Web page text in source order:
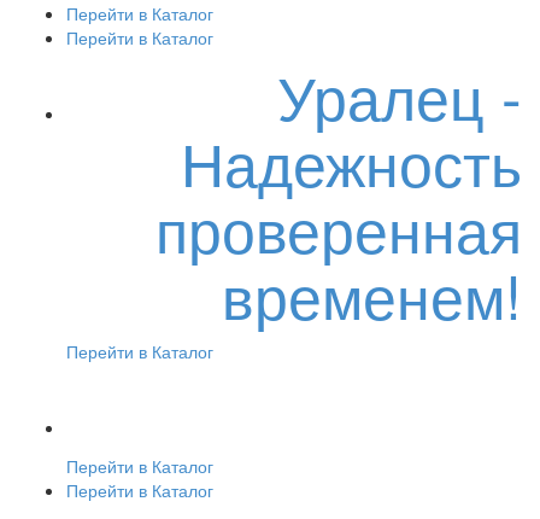
Перейти в Каталог
Перейти в Каталог
Уралец -
Надежность
проверенная
временем!
Перейти в Каталог
Перейти в Каталог
Перейти в Каталог